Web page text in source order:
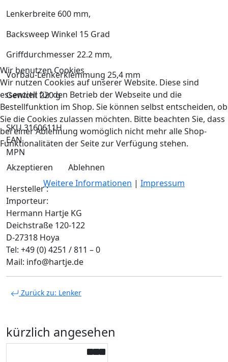
Lenkerbreite 600 mm,
Backsweep Winkel 15 Grad
Griffdurchmesser 22.2 mm,
Vorbau-Lenkerklemmung 25,4 mm
Gewicht 220 g
SKU 3160611H
EAN
MPN
Hersteller :
Importeur:
Hermann Hartje KG
Deichstraße 120-122
D-27318 Hoya
Tel: +49 (0) 4251 / 811 – 0
Mail: info@hartje.de
Zurück zu: Lenker
kürzlich angesehen
Wir benutzen Cookies
Wir nutzen Cookies auf unserer Website. Diese sind
essenziell für den Betrieb der Webseite und die
Bestellfunktion im Shop. Sie können selbst entscheiden, ob
Sie die Cookies zulassen möchten. Bitte beachten Sie, dass
bei einer Ablehnung womöglich nicht mehr alle Shop-
Funktionalitäten der Seite zur Verfügung stehen.
Akzeptieren
Ablehnen
Weitere Informationen | Impressum